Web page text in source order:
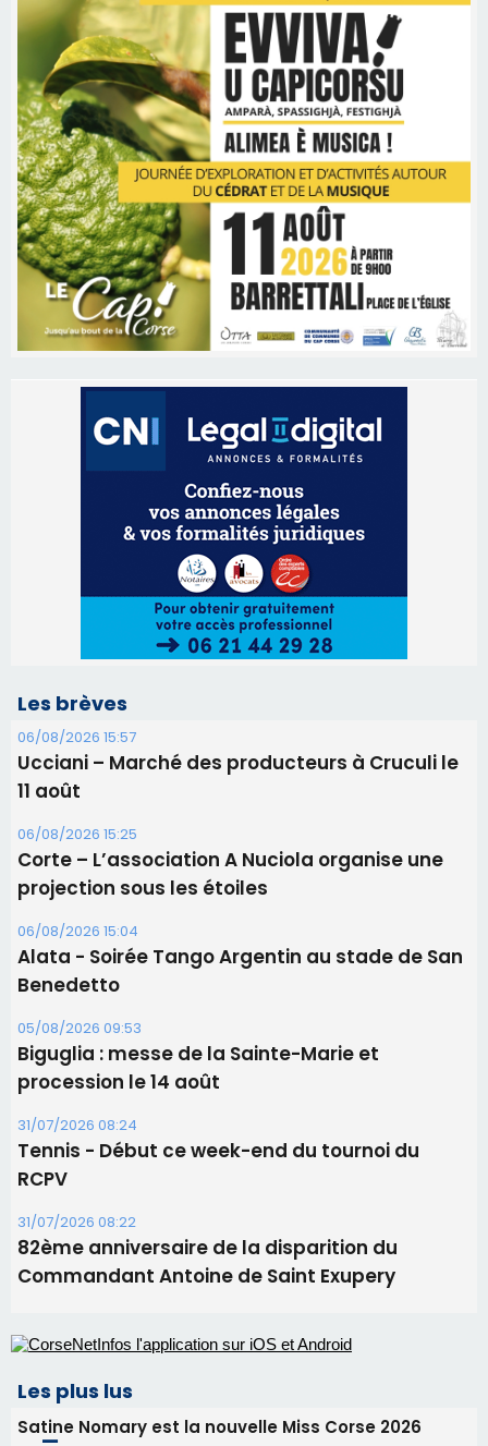
Les brèves
06/08/2026 15:57
Ucciani – Marché des producteurs à Cruculi le
11 août
06/08/2026 15:25
Corte – L’association A Nuciola organise une
projection sous les étoiles
06/08/2026 15:04
Alata - Soirée Tango Argentin au stade de San
Benedetto
05/08/2026 09:53
Biguglia : messe de la Sainte-Marie et
procession le 14 août
31/07/2026 08:24
Tennis - Début ce week-end du tournoi du
RCPV
31/07/2026 08:22
82ème anniversaire de la disparition du
Commandant Antoine de Saint Exupery
Les plus lus
Satine Nomary est la nouvelle Miss Corse 2026